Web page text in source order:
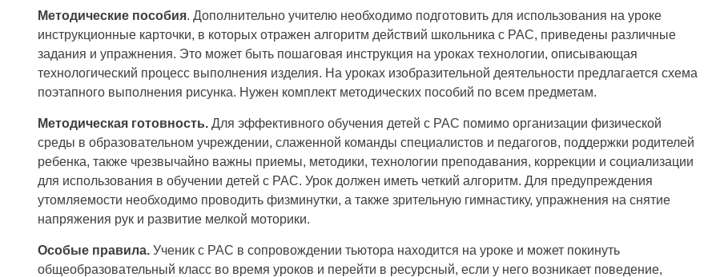
Методические пособия. Дополнительно учителю необходимо подготовить для использования на уроке
инструкционные карточки, в которых отражен алгоритм действий школьника с РАС, приведены различные
задания и упражнения. Это может быть пошаговая инструкция на уроках технологии, описывающая
технологический процесс выполнения изделия. На уроках изобразительной деятельности предлагается схема
поэтапного выполнения рисунка. Нужен комплект методических пособий по всем предметам.
Методическая готовность. Для эффективного обучения детей с РАС помимо организации физической
среды в образовательном учреждении, слаженной команды специалистов и педагогов, поддержки родителей
ребенка, также чрезвычайно важны приемы, методики, технологии преподавания, коррекции и социализации
для использования в обучении детей с РАС. Урок должен иметь четкий алгоритм. Для предупреждения
утомляемости необходимо проводить физминутки, а также зрительную гимнастику, упражнения на снятие
напряжения рук и развитие мелкой моторики.
Особые правила. Ученик с РАС в сопровождении тьютора находится на уроке и может покинуть
общеобразовательный класс во время уроков и перейти в ресурсный, если у него возникает поведение,